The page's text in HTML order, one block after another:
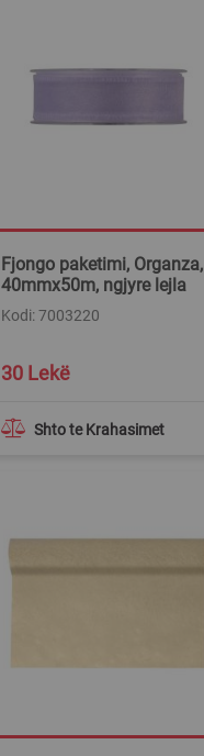
Fjongo paketimi, Organza,
40mmx50m, ngjyre lejla
Kodi: 7003220
Shto te Krahasimet
30 Lekë